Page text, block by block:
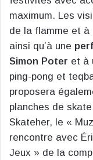
maximum. Les
de la flamme et à
ainsi qu’à une
Simon Poter et à
ping-pong et
proposera
planches de
Skateher, le «
rencontre avec
Jeux » de la